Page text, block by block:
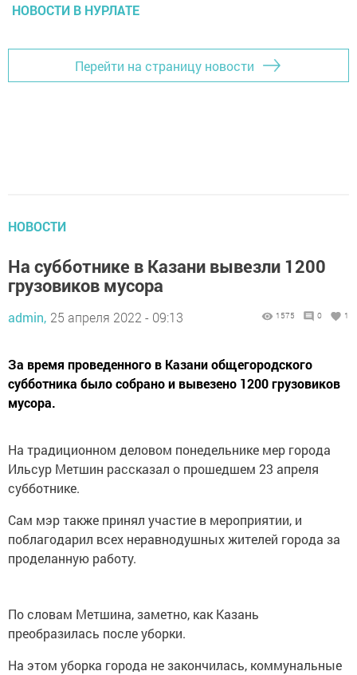
НОВОСТИ В НУРЛАТЕ
Перейти на страницу новости
НОВОСТИ
На субботнике в Казани вывезли 1200
грузовиков мусора
admin, 25 апреля 2022 - 09:13 1575 0 1
За время проведенного в Казани общегородского
субботника было собрано и вывезено 1200 грузовиков
мусора.
На традиционном деловом понедельнике мер города
Ильсур Метшин рассказал о прошедшем 23 апреля
субботнике.
Сам мэр также принял участие в мероприятии, и
поблагодарил всех неравнодушных жителей города за
проделанную работу.
По словам Метшина, заметно, как Казань
преобразилась после уборки.
На этом уборка города не закончилась, коммунальные